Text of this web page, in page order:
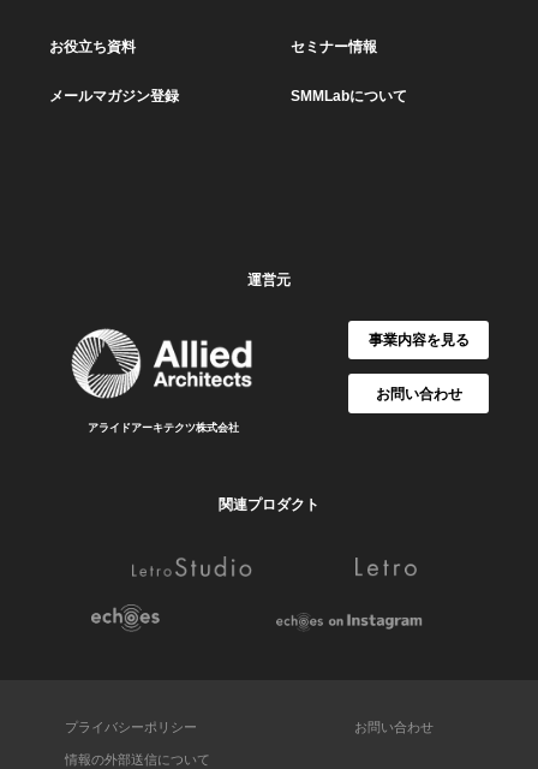
お役立ち資料 セミナー情報
メールマガジン登録 SMMLabについて
運営元
アライドアーキテクツ株式会社
事業内容を見る
お問い合わせ
関連プロダクト
プライバシーポリシー お問い合わせ
情報の外部送信について